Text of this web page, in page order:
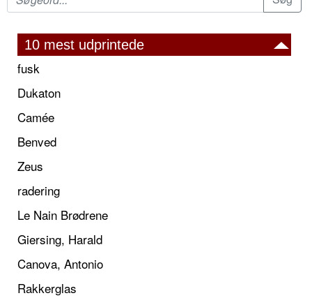
10 mest udprintede
fusk
Dukaton
Camée
Benved
Zeus
radering
Le Nain Brødrene
Giersing, Harald
Canova, Antonio
Rakkerglas